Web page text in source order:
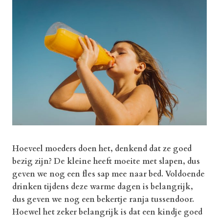
Hoeveel moeders doen het, denkend dat ze goed
bezig zijn? De kleine heeft moeite met slapen, dus
geven we nog een fles sap mee naar bed. Voldoende
drinken tijdens deze warme dagen is belangrijk,
dus geven we nog een bekertje ranja tussendoor.
Hoewel het zeker belangrijk is dat een kindje goed